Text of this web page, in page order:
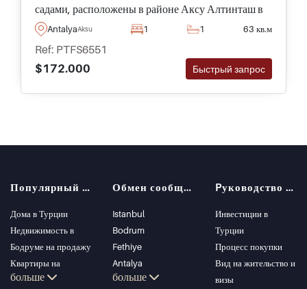
садами, расположены в районе Аксу Алтинташ в
Анталии, всего в нескольких минутах от
AntalyaAksu 1 1 63 кв.м
Ref: PTFS6551
$172.000
Быстрый запрос
Популярный поиск
Дома в Турции
Недвижимость в
Бодруме на продажу
Квартиры на
продажу в Стамбуле
больше
Обмен сообщениями
Istanbul
Bodrum
Fethiye
Antalya
Kalkan
больше
Pуководство покупателя
Инвестиции в
Турции
Процесс покупки
Вид на жительство и
визы